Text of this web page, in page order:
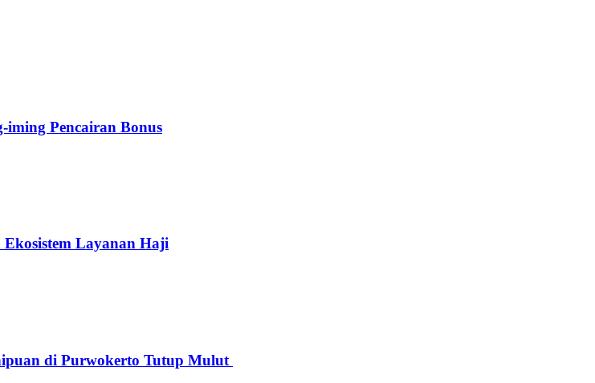
iming Pencairan Bonus
Layanan Haji
di Purwokerto Tutup Mulut